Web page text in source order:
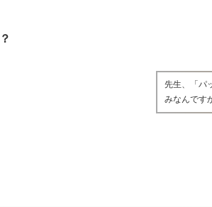
先生、「パ
みなんです